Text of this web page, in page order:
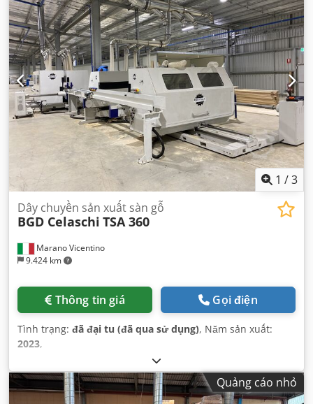
1 /3
Marano Vicentino
9.424 km
Dây chuyền sản xuất sàn gỗ
BGD Celaschi TSA 360
Thông tin giá Gọi điện
Tình trạng: đã đại tu (đã qua sử dụng), Năm sản xuất:
2023,
Quảng cáo nhỏ